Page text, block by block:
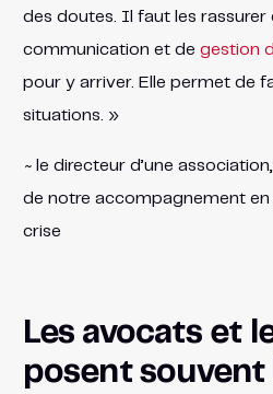
des doutes. Il faut les
communication et de gestion
pour y arriver. Elle permet de
situations. »
~ le directeur d’une
de notre accompagnement
crise
Les avocats et
posent souvent